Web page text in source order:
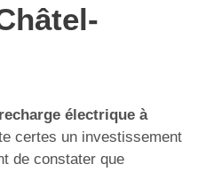
électrique à
certes un investissement
de constater que